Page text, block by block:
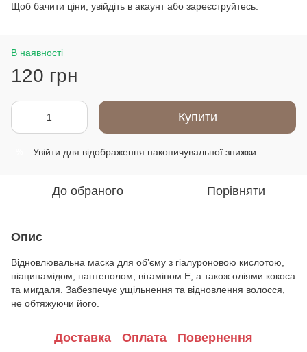
Щоб бачити ціни, увійдіть в акаунт або зареєструйтесь.
В наявності
120 грн
Купити
Увійти для відображення накопичувальної знижки
До обраного Порівняти
Опис
Відновлювальна маска для обʼєму з гіалуроновою кислотою,
ніацинамідом, пантенолом, вітаміном Е, а також оліями кокоса
та мигдаля. Забезпечує ущільнення та відновлення волосся,
не обтяжуючи його.
Доставка Оплата Повернення